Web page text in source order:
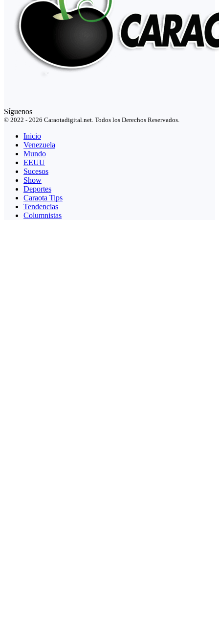
Síguenos
© 2022 - 2026 Caraotadigital.net. Todos los Derechos Reservados.
Inicio
Venezuela
Mundo
EEUU
Sucesos
Show
Deportes
Caraota Tips
Tendencias
Columnistas